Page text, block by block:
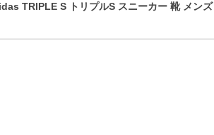
TRIPLE S トリプルS スニーカー 靴 メンズ